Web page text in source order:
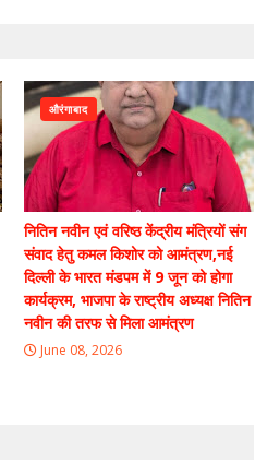
औरंगाबाद
नितिन नवीन एवं वरिष्ठ केंद्रीय मंत्रियों संग
संवाद हेतु कमल किशोर को आमंत्रण,नई
दिल्ली के भारत मंडपम में 9 जून को होगा
कार्यक्रम, भाजपा के राष्ट्रीय अध्यक्ष नितिन
नवीन की तरफ से मिला आमंत्रण
June 08, 2026